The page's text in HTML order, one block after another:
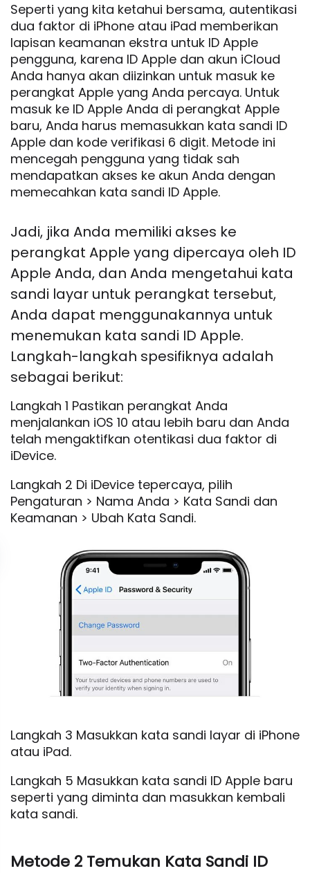
Seperti yang kita ketahui bersama, autentikasi
dua faktor di iPhone atau iPad memberikan
lapisan keamanan ekstra untuk ID Apple
pengguna, karena ID Apple dan akun iCloud
Anda hanya akan diizinkan untuk masuk ke
perangkat Apple yang Anda percaya. Untuk
masuk ke ID Apple Anda di perangkat Apple
baru, Anda harus memasukkan kata sandi ID
Apple dan kode verifikasi 6 digit. Metode ini
mencegah pengguna yang tidak sah
mendapatkan akses ke akun Anda dengan
memecahkan kata sandi ID Apple.
Jadi, jika Anda memiliki akses ke
perangkat Apple yang dipercaya oleh ID
Apple Anda, dan Anda mengetahui kata
sandi layar untuk perangkat tersebut,
Anda dapat menggunakannya untuk
menemukan kata sandi ID Apple.
Langkah-langkah spesifiknya adalah
sebagai berikut:
Langkah 1 Pastikan perangkat Anda
menjalankan iOS 10 atau lebih baru dan Anda
telah mengaktifkan otentikasi dua faktor di
iDevice.
Langkah 2 Di iDevice tepercaya, pilih
Pengaturan > Nama Anda > Kata Sandi dan
Keamanan > Ubah Kata Sandi.
Langkah 3 Masukkan kata sandi layar di iPhone
atau iPad.
Langkah 5 Masukkan kata sandi ID Apple baru
seperti yang diminta dan masukkan kembali
kata sandi.
Metode 2 Temukan Kata Sandi ID